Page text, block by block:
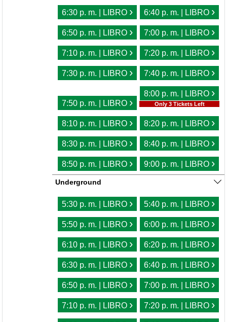
6:30 p. m. | LIBRO › 6:40 p. m. | LIBRO ›
6:50 p. m. | LIBRO › 7:00 p. m. | LIBRO ›
7:10 p. m. | LIBRO › 7:20 p. m. | LIBRO ›
7:30 p. m. | LIBRO › 7:40 p. m. | LIBRO ›
7:50 p. m. | LIBRO ›
8:00 p. m. | LIBRO ›
Only 3 Tickets Left
8:10 p. m. | LIBRO › 8:20 p. m. | LIBRO ›
8:30 p. m. | LIBRO › 8:40 p. m. | LIBRO ›
8:50 p. m. | LIBRO › 9:00 p. m. | LIBRO ›
Underground
5:30 p. m. | LIBRO › 5:40 p. m. | LIBRO ›
5:50 p. m. | LIBRO › 6:00 p. m. | LIBRO ›
6:10 p. m. | LIBRO › 6:20 p. m. | LIBRO ›
6:30 p. m. | LIBRO › 6:40 p. m. | LIBRO ›
6:50 p. m. | LIBRO › 7:00 p. m. | LIBRO ›
7:10 p. m. | LIBRO › 7:20 p. m. | LIBRO ›